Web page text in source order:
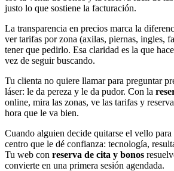
justo lo que sostiene la facturación.
La transparencia en precios marca la
ver tarifas por zona (axilas, piernas, ingles,
tener que pedirlo. Esa claridad es la que
vez de seguir buscando.
Tu clienta no quiere llamar para preguntar
láser: le da pereza y le da pudor. Con la
online, mira las zonas, ve las tarifas y
hora que le va bien.
Cuando alguien decide quitarse el vello para
centro que le dé confianza: tecnología,
Tu web con reserva de cita y bonos
convierte en una primera sesión agendada.